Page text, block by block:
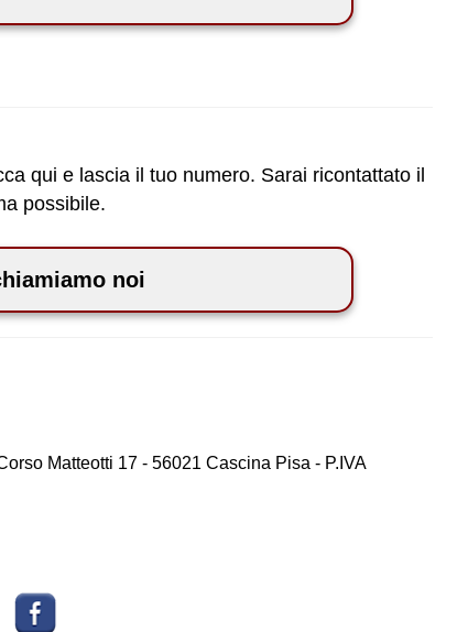
qui e lascia il tuo numero. Sarai ricontattato il
possibile.
noi
Matteotti 17 - 56021 Cascina Pisa - P.IVA